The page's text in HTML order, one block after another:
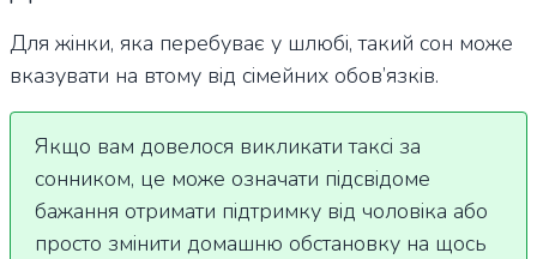
Для жінки, яка перебуває у шлюбі, такий сон може
вказувати на втому від сімейних обов’язків.
Якщо вам довелося викликати таксі за
сонником, це може означати підсвідоме
бажання отримати підтримку від чоловіка або
просто змінити домашню обстановку на щось